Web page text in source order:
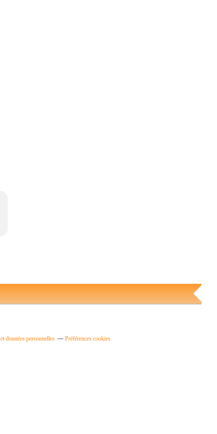
données personnelles Préférences cookies